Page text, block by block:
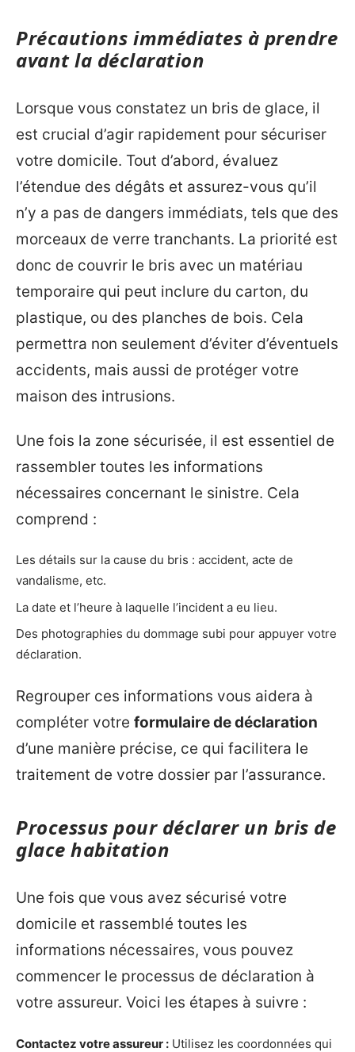
Précautions immédiates à prendre
avant la déclaration
Lorsque vous constatez un bris de glace, il
est crucial d’agir rapidement pour sécuriser
votre domicile. Tout d’abord, évaluez
l’étendue des dégâts et assurez-vous qu’il
n’y a pas de dangers immédiats, tels que des
morceaux de verre tranchants. La priorité est
donc de couvrir le bris avec un matériau
temporaire qui peut inclure du carton, du
plastique, ou des planches de bois. Cela
permettra non seulement d’éviter d’éventuels
accidents, mais aussi de protéger votre
maison des intrusions.
Une fois la zone sécurisée, il est essentiel de
rassembler toutes les informations
nécessaires concernant le sinistre. Cela
comprend :
Les détails sur la cause du bris : accident, acte de
vandalisme, etc.
La date et l’heure à laquelle l’incident a eu lieu.
Des photographies du dommage subi pour appuyer votre
déclaration.
Regrouper ces informations vous aidera à
compléter votre formulaire de déclaration
d’une manière précise, ce qui facilitera le
traitement de votre dossier par l’assurance.
Processus pour déclarer un bris de
glace habitation
Une fois que vous avez sécurisé votre
domicile et rassemblé toutes les
informations nécessaires, vous pouvez
commencer le processus de déclaration à
votre assureur. Voici les étapes à suivre :
Contactez votre assureur : Utilisez les coordonnées qui